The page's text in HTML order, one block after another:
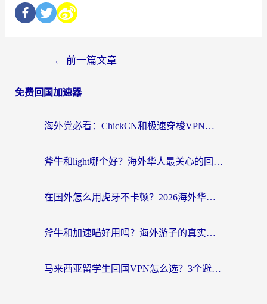
← 前一篇文章
免费回国加速器
海外党必看：ChickCN和极速穿梭VPN好用吗？3招教你选对回国加速器无缝刷国内资源
斧牛和light哪个好？海外华人最关心的回国加速器选择难题，一篇讲透
在国外怎么用虎牙不卡顿？2026海外华人亲测有效的回国加速器选择指南
斧牛和加速喵好用吗？海外游子的真实选择困境
马来西亚留学生回国VPN怎么选？3个避坑点+1款实测好用的加速器推荐